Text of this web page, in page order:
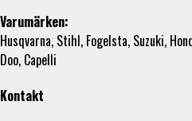
Varumärken:
Husqvarna, Stihl, Fogelsta, Suzuki,
Doo, Capelli
Kontakt